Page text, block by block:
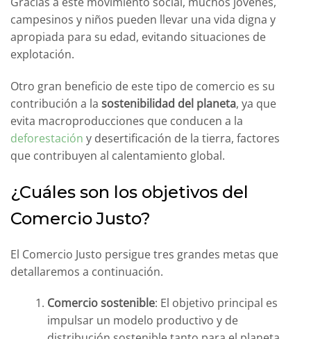
campesinos y niños pueden llevar una vida digna y
apropiada para su edad, evitando situaciones de
explotación.
Otro gran beneficio de este tipo de comercio es su
contribución a la sostenibilidad del planeta, ya que
evita macroproducciones que conducen a la
deforestación y desertificación de la tierra, factores
que contribuyen al calentamiento global.
¿Cuáles son los objetivos del
Comercio Justo?
El Comercio Justo persigue tres grandes metas que
detallaremos a continuación.
Comercio sostenible: El objetivo principal es
impulsar un modelo productivo y de